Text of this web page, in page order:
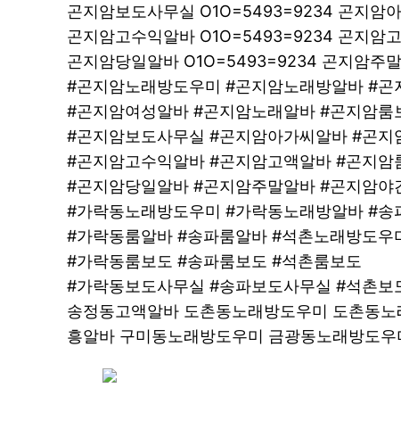
곤지암보도사무실 O1O=5493=9234 곤지암
곤지암고수익알바 O1O=5493=9234 곤지암
곤지암당일알바 O1O=5493=9234 곤지암주
#곤지암노래방도우미 #곤지암노래방알바 #곤
#곤지암여성알바 #곤지암노래알바 #곤지암룸
#곤지암보도사무실 #곤지암아가씨알바 #곤지
#곤지암고수익알바 #곤지암고액알바 #곤지암
#곤지암당일알바 #곤지암주말알바 #곤지암야
#가락동노래방도우미 #가락동노래방알바 #
#가락동룸알바 #송파룸알바 #석촌노래방도우
#가락동룸보도 #송파룸보도 #석촌룸보도
#가락동보도사무실 #송파보도사무실 #석촌보
송정동고액알바 도촌동노래방도우미 도촌동
흥알바 구미동노래방도우미 금광동노래방도